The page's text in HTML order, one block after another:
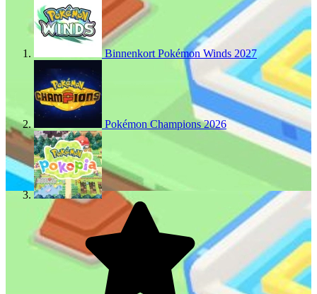
Binnenkort Pokémon Winds 2027
Pokémon Champions2026